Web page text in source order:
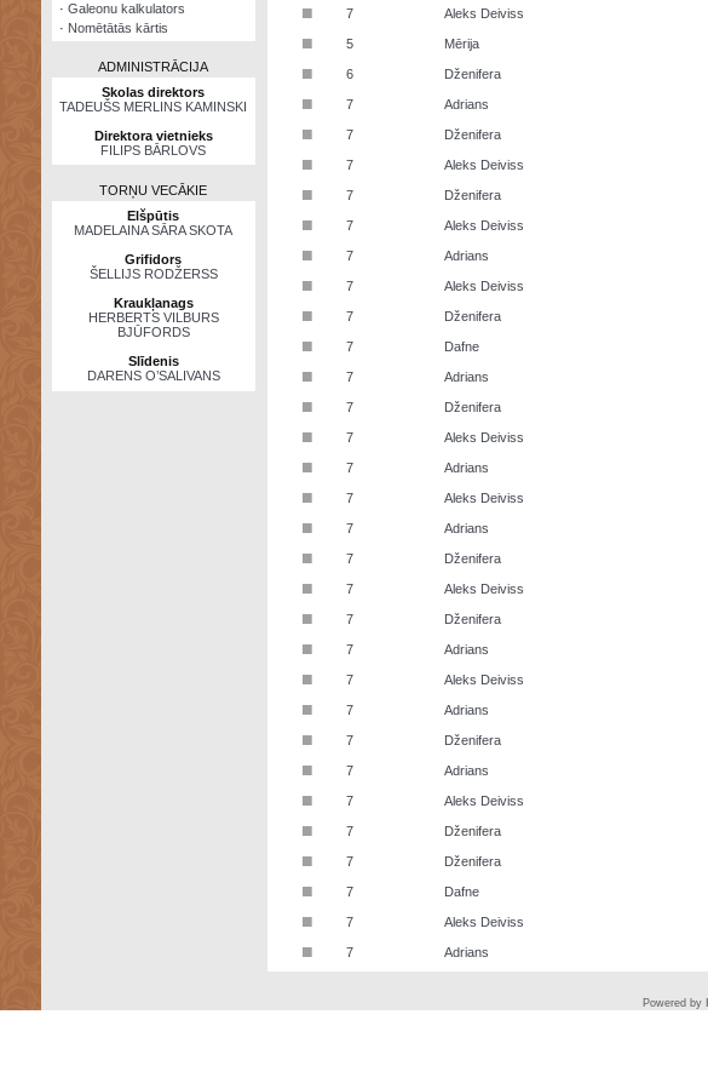
· Galeonu kalkulators
· Nomētātās kārtis
ADMINISTRĀCIJA
Skolas direktors
TADEUŠS MERLINS KAMINSKI
Direktora vietnieks
FILIPS BĀRLOVS
TORŅU VECĀKIE
Elšpūtis
MADELAINA SĀRA SKOTA
Grifidors
ŠELLIJS RODŽERSS
Kraukļanags
HERBERTS VILBURS
BJŪFORDS
Slīdenis
DARENS O’SALIVANS
■ 7 Aleks Deiviss
■ 5 Mērija
■ 6 Dženifera
■ 7 Adrians
■ 7 Dženifera
■ 7 Aleks Deiviss
■ 7 Dženifera
■ 7 Aleks Deiviss
■ 7 Adrians
■ 7 Aleks Deiviss
■ 7 Dženifera
■ 7 Dafne
■ 7 Adrians
■ 7 Dženifera
■ 7 Aleks Deiviss
■ 7 Adrians
■ 7 Aleks Deiviss
■ 7 Adrians
■ 7 Dženifera
■ 7 Aleks Deiviss
■ 7 Dženifera
■ 7 Adrians
■ 7 Aleks Deiviss
■ 7 Adrians
■ 7 Dženifera
■ 7 Adrians
■ 7 Aleks Deiviss
■ 7 Dženifera
■ 7 Dženifera
■ 7 Dafne
■ 7 Aleks Deiviss
■ 7 Adrians
Powered by